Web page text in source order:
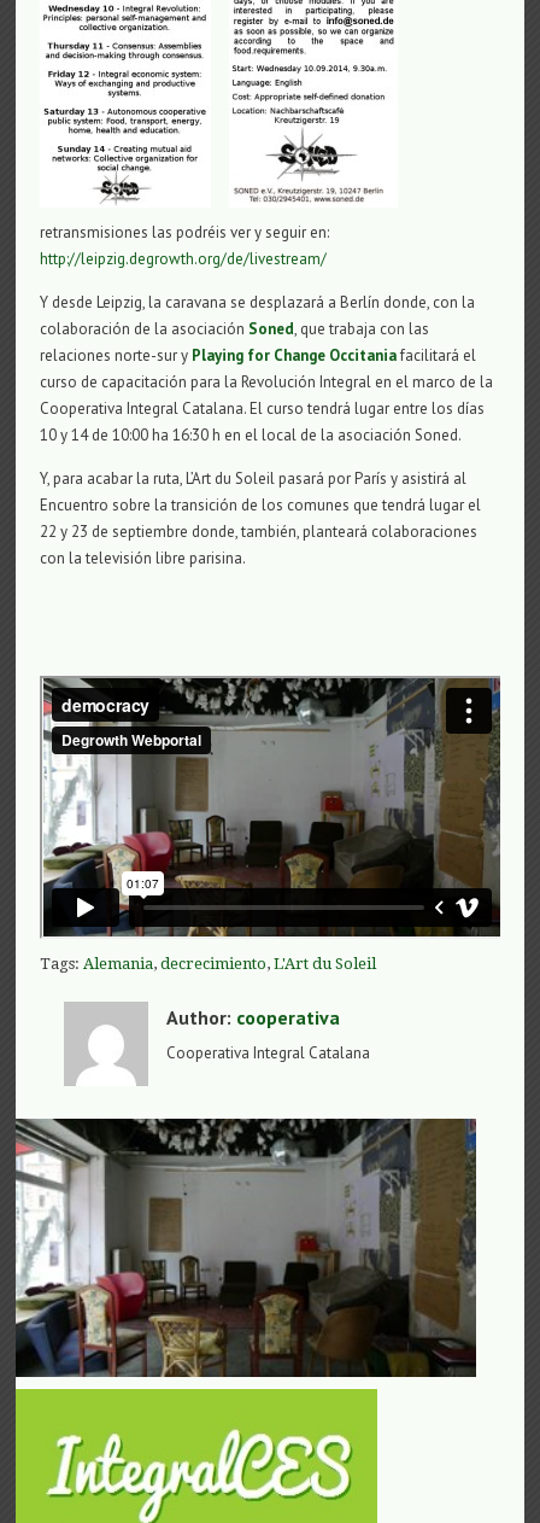
retransmisiones las podréis ver y seguir en:
http://leipzig.degrowth.org/de/livestream/
Y desde Leipzig, la caravana se desplazará a Berlín donde, con la
colaboración de la asociación Soned, que trabaja con las
relaciones norte-sur y Playing for Change Occitaniafacilitará el
curso de capacitación para la Revolución Integral en el marco de la
Cooperativa Integral Catalana. El curso tendrá lugar entre los días
10 y 14 de 10:00 ha 16:30 h en el local de la asociación Soned.
Y, para acabar la ruta, L’Art du Soleil pasará por París y asistirá al
Encuentro sobre la transición de los comunes que tendrá lugar el
22 y 23 de septiembre donde, también, planteará colaboraciones
con la televisión libre parisina.
Tags:Alemania,decrecimiento,L'Art du Soleil
Author: cooperativa
Cooperativa Integral Catalana